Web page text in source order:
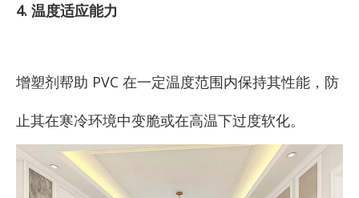
4. 温度适应能力
增塑剂帮助 PVC 在一定温度范围内保持其性能，防
止其在寒冷环境中变脆或在高温下过度软化。